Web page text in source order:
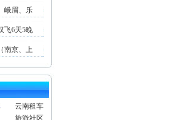
峨眉、乐
飞6天5晚
南京、上
云南租车
旅游社区